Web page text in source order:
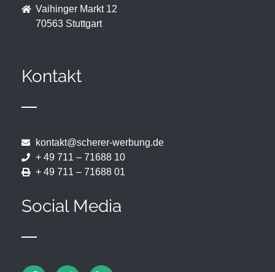
Vaihinger Markt 12
70563 Stuttgart
Kontakt
kontakt@scherer-werbung.de
+ 49 711 – 71688 10
+ 49 711 – 71688 01
Social Media